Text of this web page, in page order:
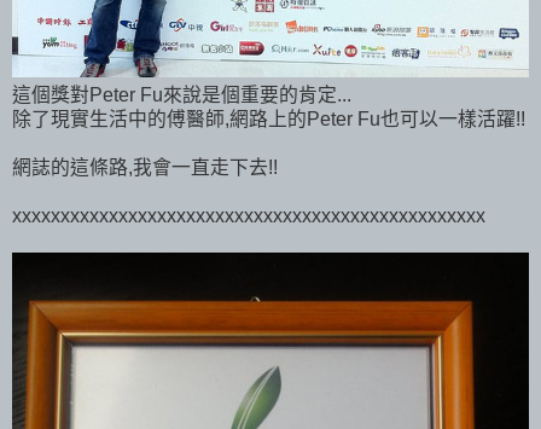
這個獎對Peter Fu來說是個重要的肯定...
除了現實生活中的傅醫師,網路上的Peter Fu也可以一樣活躍!!
網誌的這條路,我會一直走下去!!
xxxxxxxxxxxxxxxxxxxxxxxxxxxxxxxxxxxxxxxxxxxxxxxxx